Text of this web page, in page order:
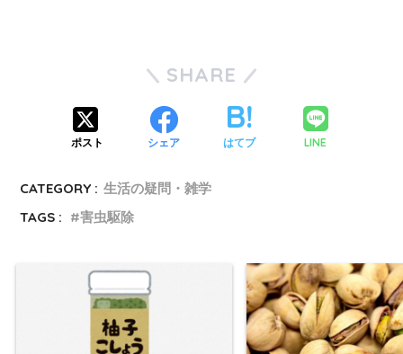
SHARE
ポスト シェア はてブ LINE
CATEGORY : 生活の疑問・雑学
TAGS :
害虫駆除